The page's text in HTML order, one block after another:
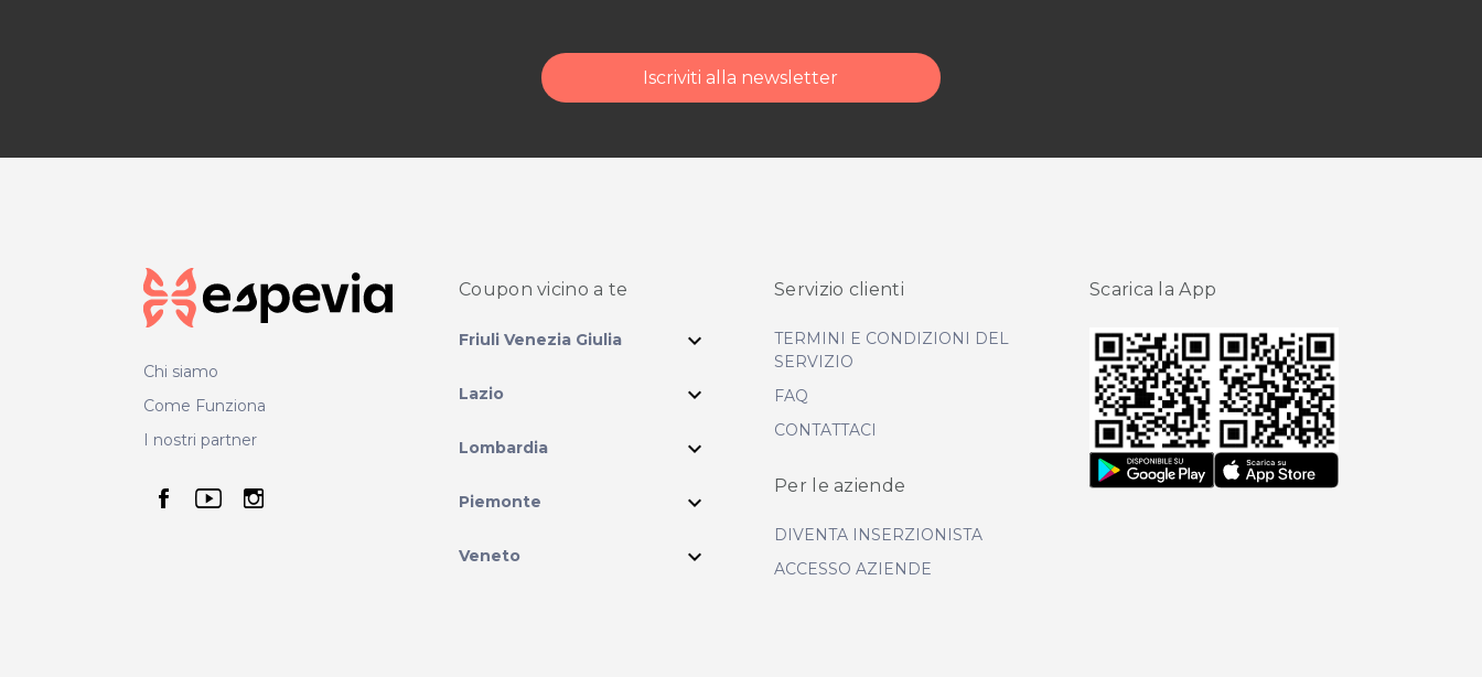
Iscriviti alla newsletter
Chi siamo
Come Funziona
I nostri partner
seguici su facebook
seguici su youtube
seguici su instagram
Coupon vicino a te
Friuli Venezia Giulia expand_more
Lazio expand_more
Lombardia expand_more
Piemonte expand_more
Veneto expand_more
Servizio clienti
TERMINI E CONDIZIONI DEL
SERVIZIO
FAQ
CONTATTACI
Per le aziende
DIVENTA INSERZIONISTA
ACCESSO AZIENDE
Scarica la App